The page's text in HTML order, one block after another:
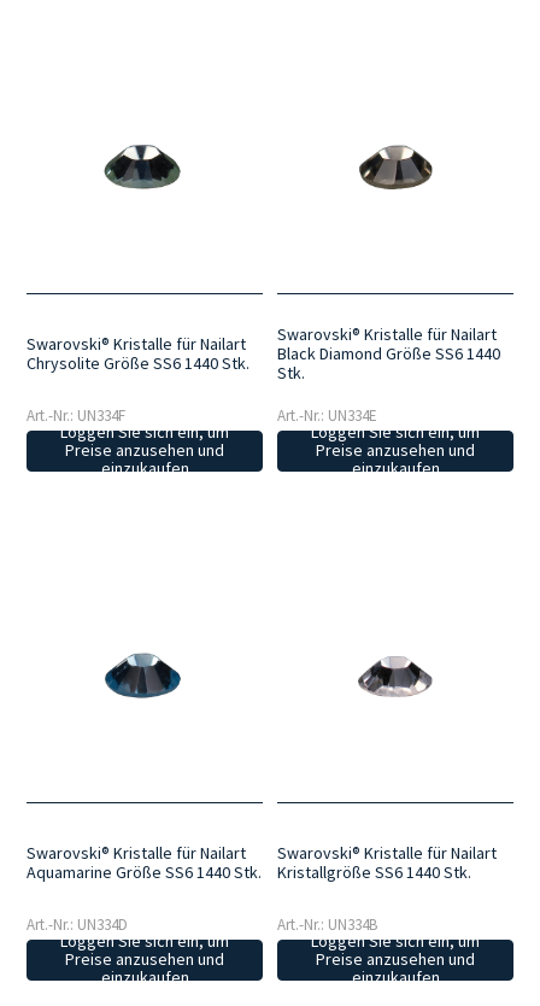
Swarovski® Kristalle für Nailart
Chrysolite Größe SS6 1440 Stk.
Art.-Nr.: UN334F
Loggen Sie sich ein, um
Preise anzusehen und
einzukaufen
Swarovski® Kristalle für Nailart
Black Diamond Größe SS6 1440
Stk.
Art.-Nr.: UN334E
Loggen Sie sich ein, um
Preise anzusehen und
einzukaufen
Swarovski® Kristalle für Nailart
Aquamarine Größe SS6 1440 Stk.
Art.-Nr.: UN334D
Loggen Sie sich ein, um
Preise anzusehen und
einzukaufen
Swarovski® Kristalle für Nailart
Kristallgröße SS6 1440 Stk.
Art.-Nr.: UN334B
Loggen Sie sich ein, um
Preise anzusehen und
einzukaufen